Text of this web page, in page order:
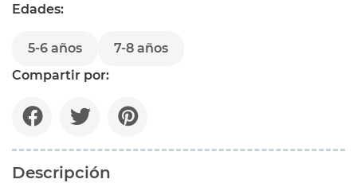
Edades:
5-6 años
7-8 años
Compartir por:
Descripción